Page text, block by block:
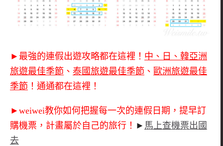
►最強的連假出遊攻略都在這裡！ 中、日、韓亞洲
旅遊最佳季節 、 泰國旅遊最佳季節 、 歐洲旅遊最佳
季節 ！通通都在這裡！
►weiwei教你如何把握每一次的連假日期，提早訂
購機票，計畫屬於自己的旅行！ ► 馬上查機票出國
去